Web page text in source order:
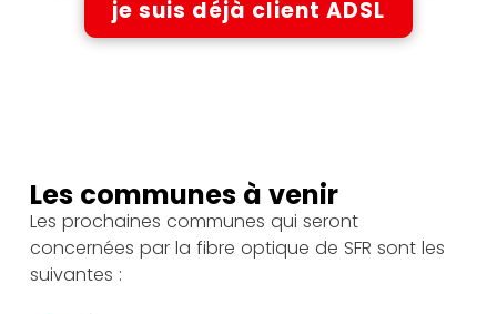
je suis déjà client ADSL
Les communes à venir
Les prochaines communes qui seront
concernées par la fibre optique de SFR sont les
suivantes :